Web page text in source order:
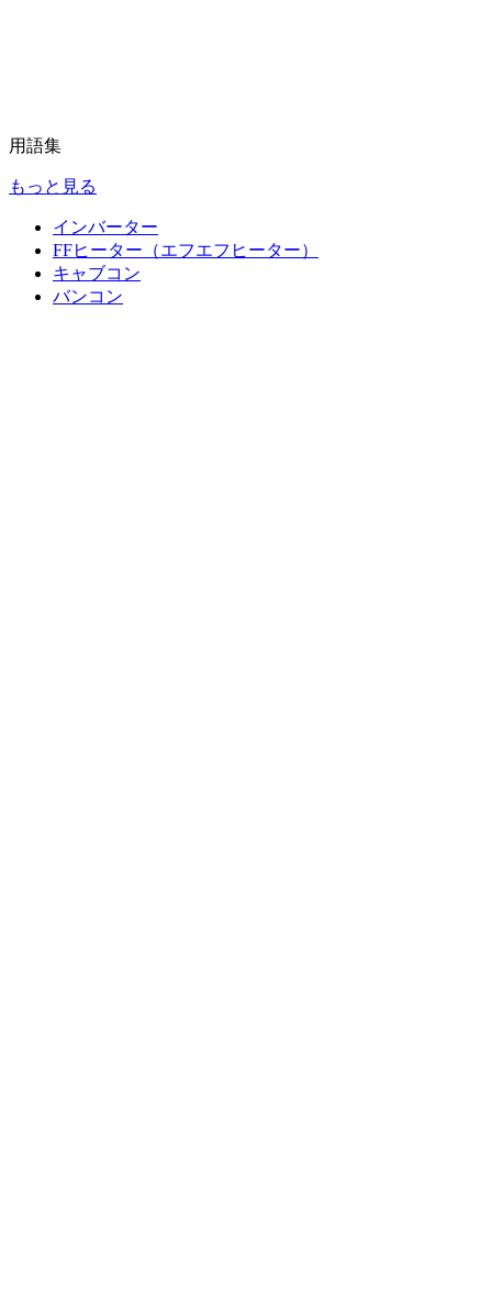
用語集
もっと見る
インバーター
FFヒーター（エフエフヒーター）
キャブコン
バンコン